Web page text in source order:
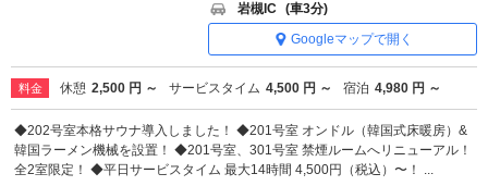
岩槻IC (車3分)
Googleマップで開く
料金 休憩 2,500 円 ～ サービスタイム 4,500 円 ～ 宿泊 4,980 円 ～
◆202号室本格サウナ導入しました！ ◆201号室 オンドル（韓国式床暖房）&
韓国ラーメン機械を設置！ ◆201号室、301号室 禁煙ルームへリニューアル！
全2室限定！ ◆平日サービスタイム 最大14時間 4,500円（税込）〜！ ...